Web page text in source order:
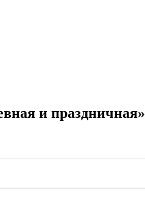
и праздничная»